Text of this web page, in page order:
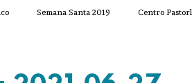
Semana Santa 2019 Centro